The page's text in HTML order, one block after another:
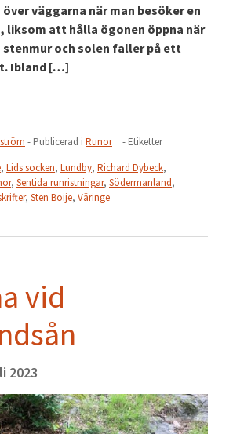
väggarna när man besöker en
liksom att hålla ögonen öppna när
stenmur och solen faller på ett
Ibland […]
- Publicerad i Runor
- Etiketter
, Lids socken, Lundby, Richard Dybeck,
, Sentida runristningar, Södermanland,
, Sten Boije, Väringe
vid
2023